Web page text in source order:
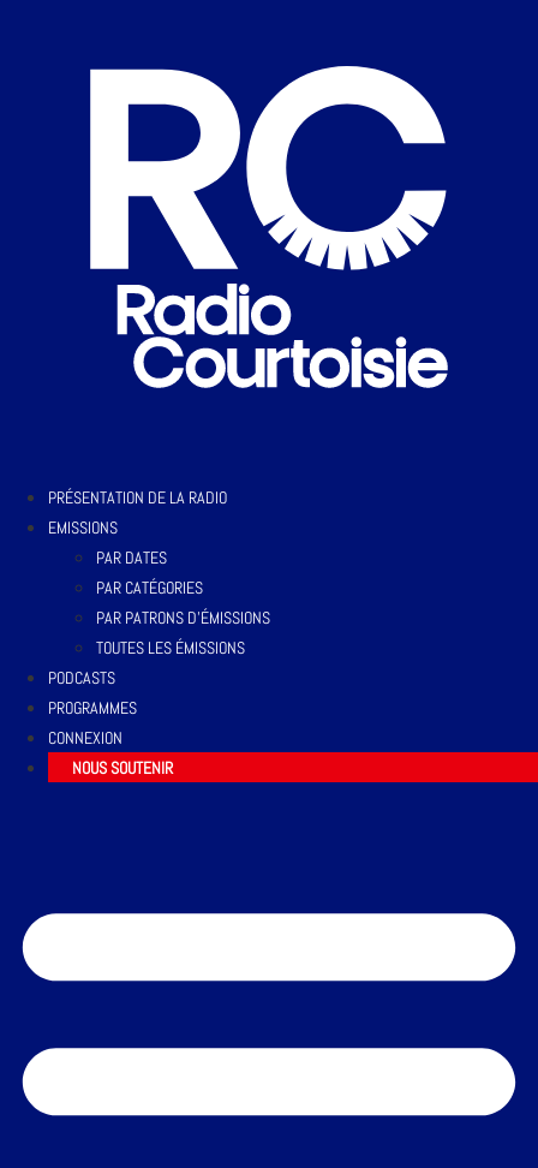
PRÉSENTATION DE LA RADIO
EMISSIONS
PAR DATES
PAR CATÉGORIES
PAR PATRONS D’ÉMISSIONS
TOUTES LES ÉMISSIONS
PODCASTS
PROGRAMMES
CONNEXION
NOUS SOUTENIR